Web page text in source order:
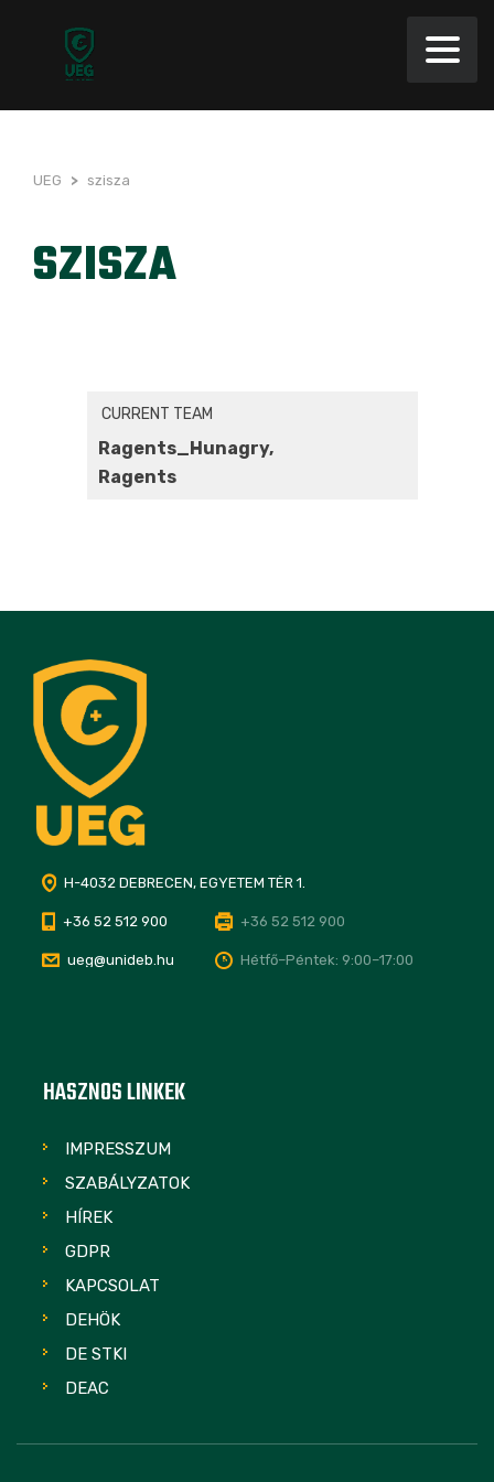
UEG > szisza
SZISZA
CURRENT TEAM
Ragents_Hunagry,
Ragents
H-4032 DEBRECEN, EGYETEM TÉR 1.
+36 52 512 900 +36 52 512 900
ueg@unideb.hu Hétfő–Péntek: 9:00–17:00
HASZNOS LINKEK
IMPRESSZUM
SZABÁLYZATOK
HÍREK
GDPR
KAPCSOLAT
DEHÖK
DE STKI
DEAC